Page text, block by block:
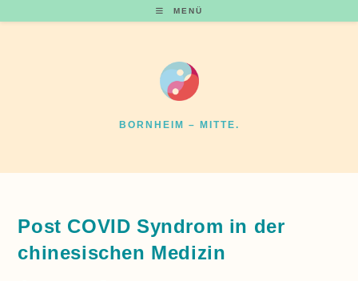
MENÜ
BORNHEIM – MITTE.
Post COVID Syndrom in der
chinesischen Medizin